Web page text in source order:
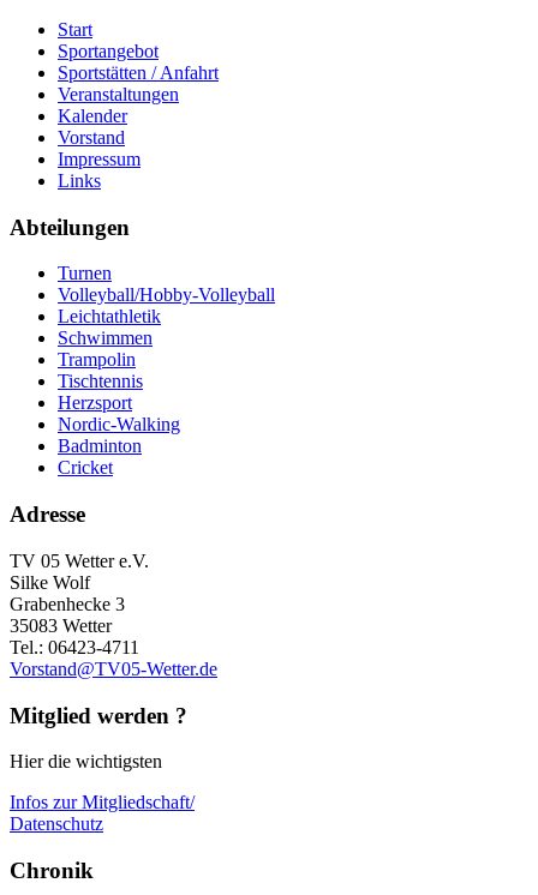
Start
Sportangebot
Sportstätten / Anfahrt
Veranstaltungen
Kalender
Vorstand
Impressum
Links
Abteilungen
Turnen
Volleyball/Hobby-Volleyball
Leichtathletik
Schwimmen
Trampolin
Tischtennis
Herzsport
Nordic-Walking
Badminton
Cricket
Adresse
TV 05 Wetter e.V.
Silke Wolf
Grabenhecke 3
35083 Wetter
Tel.: 06423-4711
Vorstand@TV05-Wetter.de
Mitglied werden ?
Hier die wichtigsten
Infos zur Mitgliedschaft/
Datenschutz
Chronik